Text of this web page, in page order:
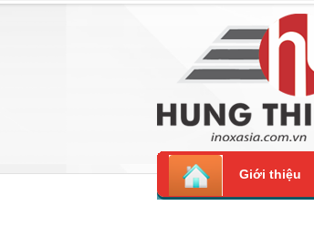
Giới thiệu